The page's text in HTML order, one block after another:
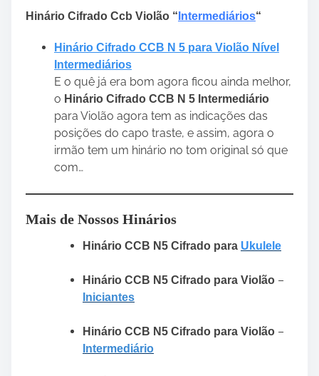
Hinário Cifrado Ccb Violão “ Intermediários“
Hinário Cifrado CCB N 5 para Violão Nível
Intermediários
E o quê já era bom agora ficou ainda melhor,
o Hinário Cifrado CCB N 5 Intermediário
para Violão agora tem as indicações das
posições do capo traste, e assim, agora o
irmão tem um hinário no tom original só que
com…
Mais de Nossos Hinários
Hinário CCB N5 Cifrado para Ukulele
Hinário CCB N5 Cifrado para Violão –
Iniciantes
Hinário CCB N5 Cifrado para Violão –
Intermediário